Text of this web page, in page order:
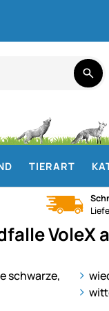
TIERART
VoleX